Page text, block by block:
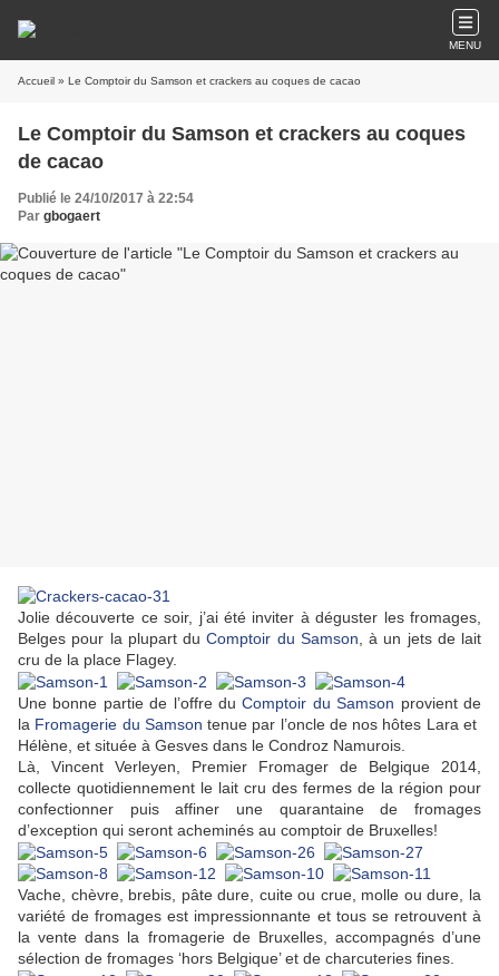
MENU
Accueil » Le Comptoir du Samson et crackers au coques de cacao
Le Comptoir du Samson et crackers au coques
de cacao
Publié le 24/10/2017 à 22:54
Par gbogaert
Jolie découverte ce soir, j’ai été inviter à déguster les fromages,
Belges pour la plupart duComptoir du Samson , à un jets de lait
cru de la place Flagey.
Une bonne partie de l’offre duComptoir du Samson provient de
la Fromagerie du Samson tenue par l’oncle de nos hôtes Lara et
Hélène, et située à Gesves dans le Condroz Namurois.
Là, Vincent Verleyen, Premier Fromager de Belgique 2014,
collecte quotidiennement le lait cru des fermes de la région pour
confectionner puis affiner une quarantaine de fromages
d’exception qui seront acheminés au comptoir de Bruxelles!
Vache, chèvre, brebis, pâte dure, cuite ou crue, molle ou dure, la
variété de fromages est impressionnante et tous se retrouvent à
la vente dans la fromagerie de Bruxelles, accompagnés d’une
sélection de fromages ‘hors Belgique’ et de charcuteries fines.